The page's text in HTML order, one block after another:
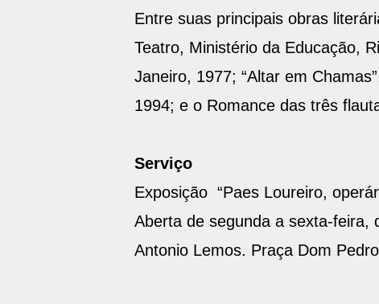
Entre suas principais obras
Teatro, Ministério da Educação,
Janeiro, 1977; “Altar em
1994; e o Romance das três
Serviço
Exposição “Paes Loureiro,
Aberta de segunda a sexta-feira,
Antonio Lemos. Praça Dom